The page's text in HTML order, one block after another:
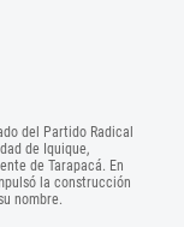
del Partido Radical
de Iquique,
de Tarapacá. En
la construcción
nombre.